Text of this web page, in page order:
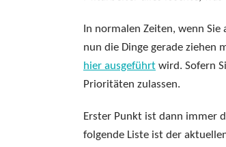
In normalen Zeiten, wenn
nun die Dinge gerade ziehen
hier ausgeführt wird. Sofern
Prioritäten zulassen.
Erster Punkt ist dann immer
folgende Liste ist der